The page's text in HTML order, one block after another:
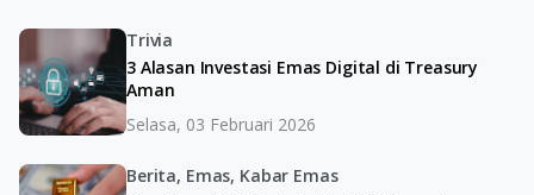
Trivia
3 Alasan Investasi Emas Digital di Treasury
Aman
Selasa, 03 Februari 2026
Berita, Emas, Kabar Emas